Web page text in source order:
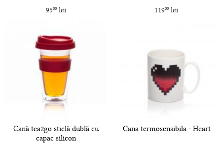
9500lei
11900 lei
Cană tea2go sticlă dublă cu
capac silicon
Cana termosensibila - Heart